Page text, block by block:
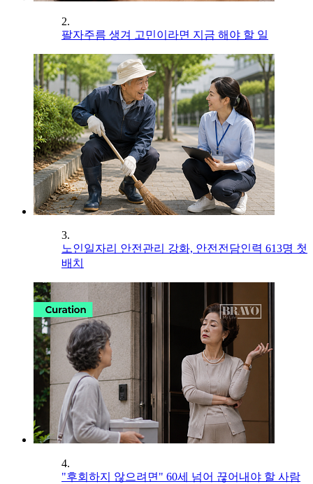
2.
팔자주름 생겨 고민이라면 지금 해야 할 일
3.
노인일자리 안전관리 강화, 안전전담인력 613명 첫
배치
4.
"후회하지 않으려면" 60세 넘어 끊어내야 할 사람